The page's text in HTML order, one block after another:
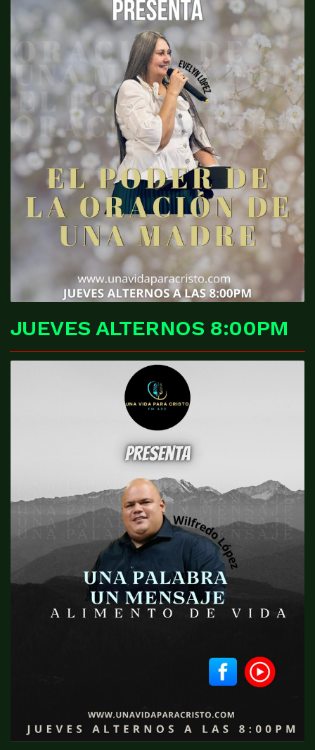
JUEVES ALTERNOS 8:00PM